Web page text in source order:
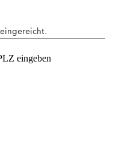
eingeben